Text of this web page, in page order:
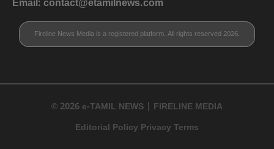
Email: contact@etamilnews.com
Fireline News Media is a registered platform. All rights reserved 2026.
© 2026 e-TAMIL NEWS | FIRELINE MEDIA
Editorial Policy Privacy Terms